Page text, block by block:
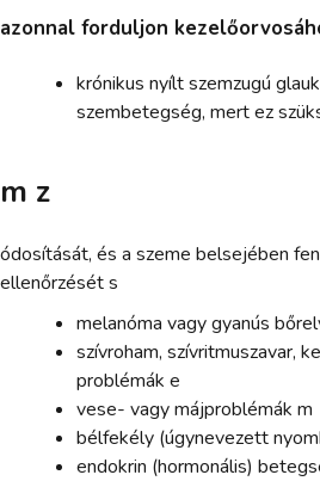
azonnal forduljon
krónikus nyílt szemzugú
szembetegség, mert ez
m z
ódosítását, és a szeme belsejében
ellenőrzését s
melanóma vagy gyanús
szívroham, szívritmuszavar,
problémák e
vese- vagy májproblémák m
bélfekély (úgynevezett
endokrin (hormonális)